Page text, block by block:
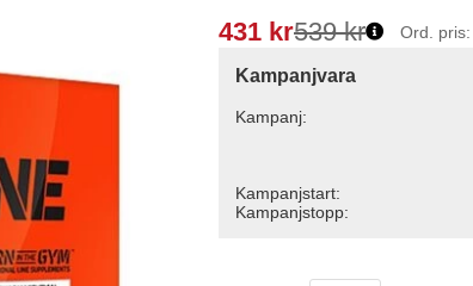
431 kr539 kr Ord. pris:
Kampanjvara
Kampanj:
Kampanjstart:
Kampanjstopp: